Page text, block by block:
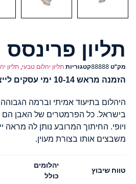
תליון פרינסס
מק"ט 88888קטגוריות תליון יהלום טבעי, תליון
הזמנה מראש 10-14 ימי עסקים לייצור
היהלום בתיעוד אמיתי וברמה
בישראל. כל הפרמטרים של האבן הם
ויופי. החיתוך המרובע נותן לה מראה
משבצים אותו בצורת מעוין.
טווח שיבוץ
יהלומים
כולל